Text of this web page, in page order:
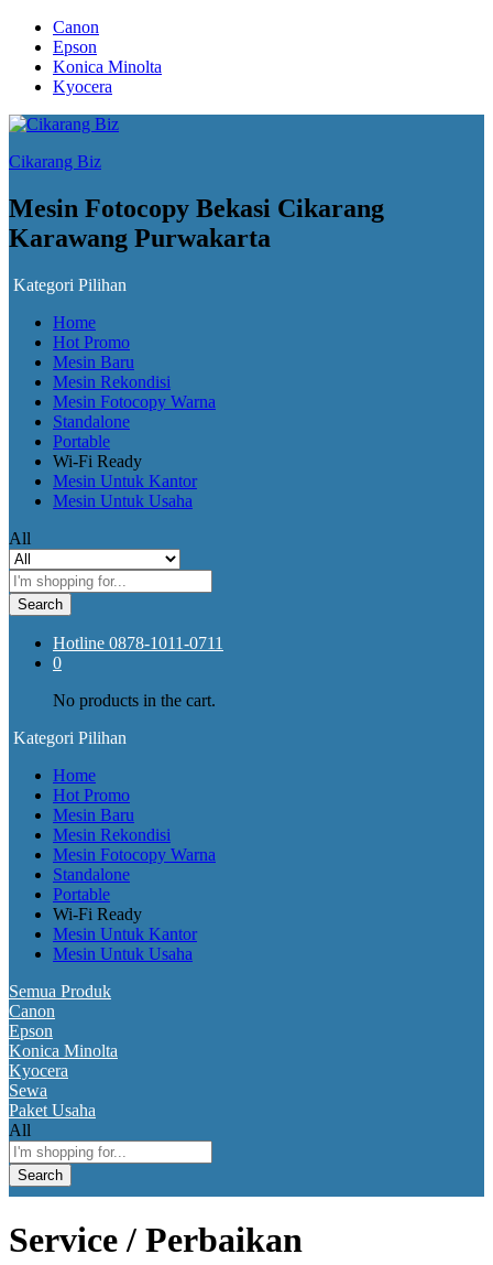
Canon
Epson
Konica Minolta
Kyocera
Cikarang Biz
Mesin Fotocopy Bekasi Cikarang
Karawang Purwakarta
Kategori Pilihan
Home
Hot Promo
Mesin Baru
Mesin Rekondisi
Mesin Fotocopy Warna
Standalone
Portable
Wi-Fi Ready
Mesin Untuk Kantor
Mesin Untuk Usaha
All
Search
Hotline 0878-1011-0711
0
No products in the cart.
Kategori Pilihan
Home
Hot Promo
Mesin Baru
Mesin Rekondisi
Mesin Fotocopy Warna
Standalone
Portable
Wi-Fi Ready
Mesin Untuk Kantor
Mesin Untuk Usaha
Semua Produk
Canon
Epson
Konica Minolta
Kyocera
Sewa
Paket Usaha
All
Search
Service / Perbaikan